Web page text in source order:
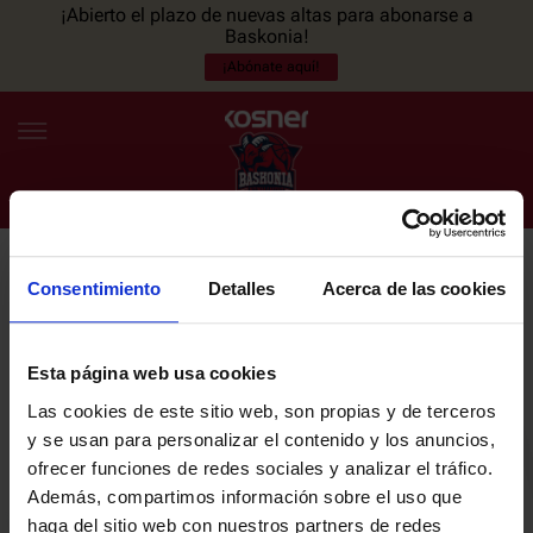
Consentimiento Detalles Acerca de las cookies
Esta página web usa cookies
Las cookies de este sitio web, son propias y de terceros
y se usan para personalizar el contenido y los anuncios,
ofrecer funciones de redes sociales y analizar el tráfico.
Además, compartimos información sobre el uso que
haga del sitio web con nuestros partners de redes
¡Abierto el plazo de nuevas altas para abonarse a
Baskonia!
¡Abónate aquí!
ES EU
NOTICIAS
PLANTILLA
ENTRADAS
NEWSLETTER
últimas noticias y promociones del club.
Email
He leído y acepto laPolítica de privacidaddel SASKI BASKONIA